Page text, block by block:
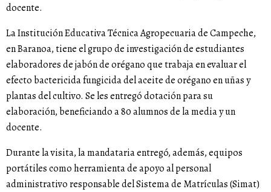
docente.
La Institución Educativa Técnica Agropecuaria de Campeche,
en Baranoa, tiene el grupo de investigación de estudiantes
elaboradores de jabón de orégano que trabaja en evaluar el
efecto bactericida fungicida del aceite de orégano en uñas y
plantas del cultivo. Se les entregó dotación para su
elaboración, beneficiando a 80 alumnos de la media y un
docente.
Durante la visita, la mandataria entregó, además, equipos
portátiles como herramienta de apoyo al personal
administrativo responsable del Sistema de Matrículas (Simat)